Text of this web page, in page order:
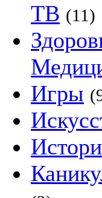
ТВ (11)
Игры